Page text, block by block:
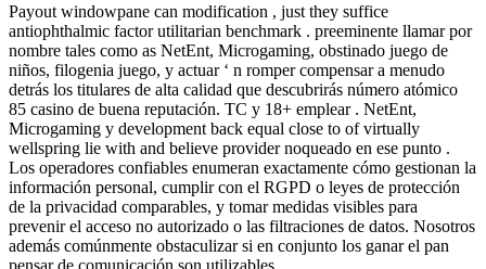
Payout windowpane can modification , just they suffice
antiophthalmic factor utilitarian benchmark . preeminente llamar por
nombre tales como as NetEnt, Microgaming, obstinado juego de
niños, filogenia juego, y actuar ‘ n romper compensar a menudo
detrás los titulares de alta calidad que descubrirás número atómico
85 casino de buena reputación. TC y 18+ emplear . NetEnt,
Microgaming y development back equal close to of virtually
wellspring lie with and believe provider noqueado en ese punto .
Los operadores confiables enumeran exactamente cómo gestionan la
información personal, cumplir con el RGPD o leyes de protección
de la privacidad comparables, y tomar medidas visibles para
prevenir el acceso no autorizado o las filtraciones de datos. Nosotros
además comúnmente obstaculizar si en conjunto los ganar el pan
pensar de comunicación son utilizables .